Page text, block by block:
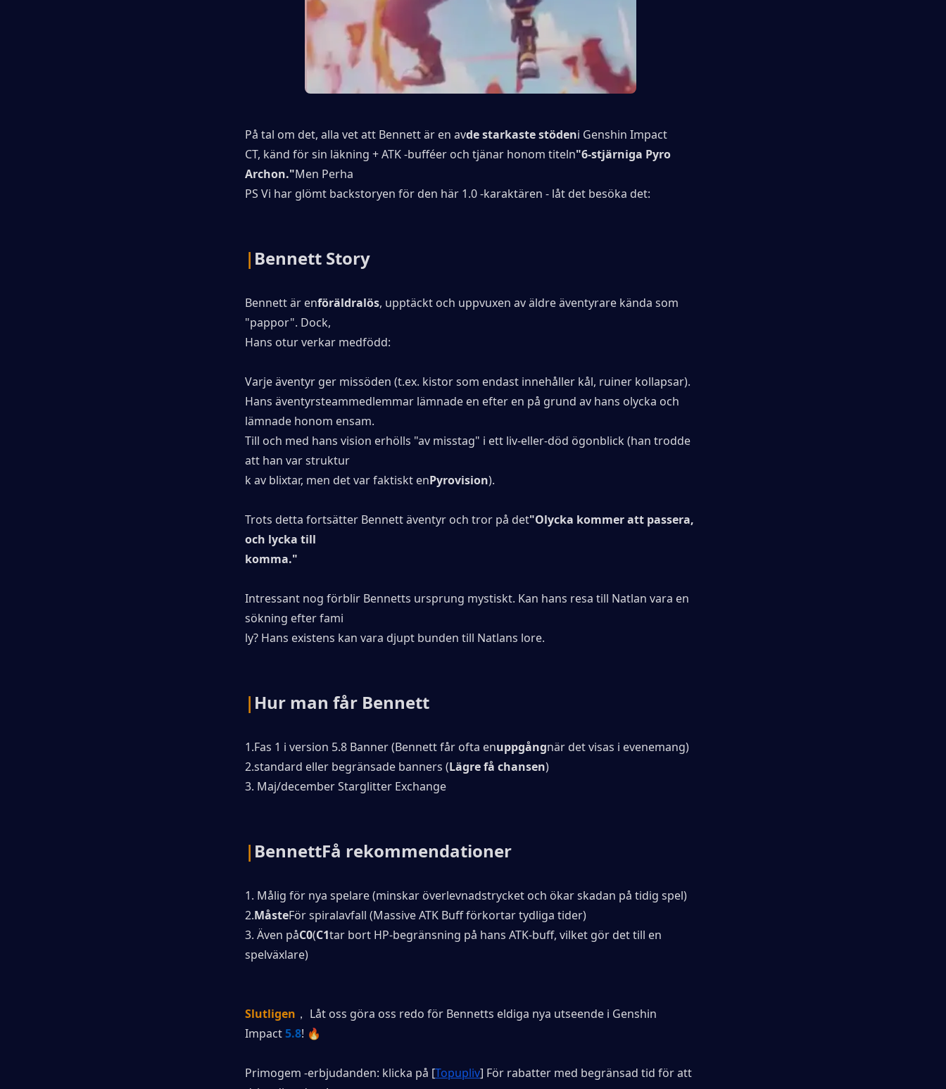
På tal om det, alla vet att Bennett är en avde starkaste stödeni Genshin Impact
CT, känd för sin läkning + ATK -bufféer och tjänar honom titeln"6-stjärniga Pyro
Archon."Men Perha
PS Vi har glömt backstoryen för den här 1.0 -karaktären - låt det besöka det:
| Bennett Story
Bennett är enföräldralös, upptäckt och uppvuxen av äldre äventyrare kända som
"pappor". Dock,
Hans otur verkar medfödd:
Varje äventyr ger missöden (t.ex. kistor som endast innehåller kål, ruiner kollapsar).
Hans äventyrsteammedlemmar lämnade en efter en på grund av hans olycka och
lämnade honom ensam.
Till och med hans vision erhölls "av misstag" i ett liv-eller-död ögonblick (han trodde
att han var struktur
k av blixtar, men det var faktiskt enPyrovision).
Trots detta fortsätter Bennett äventyr och tror på det"Olycka kommer att passera,
och lycka till
komma."
Intressant nog förblir Bennetts ursprung mystiskt. Kan hans resa till Natlan vara en
sökning efter fami
ly? Hans existens kan vara djupt bunden till Natlans lore.
| Hur man får Bennett
1.Fas 1 i version 5.8 Banner (Bennett får ofta enuppgångnär det visas i evenemang)
2.standard eller begränsade banners (Lägre få chansen)
3. Maj/december Starglitter Exchange
| BennettFå rekommendationer
1. Målig för nya spelare (minskar överlevnadstrycket och ökar skadan på tidig spel)
2.MåsteFör spiralavfall (Massive ATK Buff förkortar tydliga tider)
3. Även påC0(C1tar bort HP-begränsning på hans ATK-buff, vilket gör det till en
spelväxlare)
Slutligen ， Låt oss göra oss redo för Bennetts eldiga nya utseende i Genshin
Impact5.8! 🔥
Primogem -erbjudanden: klicka på [Topupliv] För rabatter med begränsad tid för att